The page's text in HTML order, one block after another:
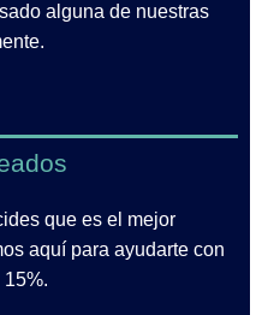
alguna de nuestras
que es el mejor
aquí para ayudarte con